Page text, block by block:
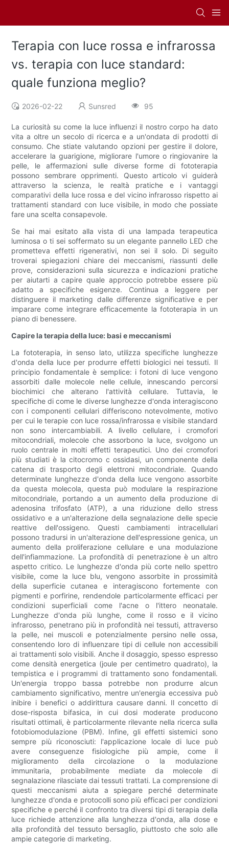
Terapia con luce rossa e infrarossa
vs. terapia con luce standard:
quale funziona meglio?
2026-02-22 Sunsred 95
La curiosità su come la luce influenzi il nostro corpo ha dato
vita a oltre un secolo di ricerca e a un'ondata di prodotti di
consumo. Che stiate valutando opzioni per gestire il dolore,
accelerare la guarigione, migliorare l'umore o ringiovanire la
pelle, le affermazioni sulle diverse forme di fototerapia
possono sembrare opprimenti. Questo articolo vi guiderà
attraverso la scienza, le realtà pratiche e i vantaggi
comparativi della luce rossa e del vicino infrarosso rispetto ai
trattamenti standard con luce visibile, in modo che possiate
fare una scelta consapevole.
Se hai mai esitato alla vista di una lampada terapeutica
luminosa o ti sei soffermato su un elegante pannello LED che
prometteva effetti rigenerativi, non sei il solo. Di seguito
troverai spiegazioni chiare dei meccanismi, riassunti delle
prove, considerazioni sulla sicurezza e indicazioni pratiche
per aiutarti a capire quale approccio potrebbe essere più
adatto a specifiche esigenze. Continua a leggere per
distinguere il marketing dalle differenze significative e per
imparare come integrare efficacemente la fototerapia in un
piano di benessere.
Capire la terapia della luce: basi e meccanismi
La fototerapia, in senso lato, utilizza specifiche lunghezze
d'onda della luce per produrre effetti biologici nei tessuti. Il
principio fondamentale è semplice: i fotoni di luce vengono
assorbiti dalle molecole nelle cellule, innescando percorsi
biochimici che alterano l'attività cellulare. Tuttavia, le
specifiche di come le diverse lunghezze d'onda interagiscono
con i componenti cellulari differiscono notevolmente, motivo
per cui le terapie con luce rossa/infrarossa e visibile standard
non sono intercambiabili. A livello cellulare, i cromofori
mitocondriali, molecole che assorbono la luce, svolgono un
ruolo centrale in molti effetti terapeutici. Uno dei cromofori
più studiati è la citocromo c ossidasi, un componente della
catena di trasporto degli elettroni mitocondriale. Quando
determinate lunghezze d'onda della luce vengono assorbite
da questa molecola, questa può modulare la respirazione
mitocondriale, portando a un aumento della produzione di
adenosina trifosfato (ATP), a una riduzione dello stress
ossidativo e a un'alterazione della segnalazione delle specie
reattive dell'ossigeno. Questi cambiamenti intracellulari
possono tradursi in un'alterazione dell'espressione genica, un
aumento della proliferazione cellulare e una modulazione
dell'infiammazione. La profondità di penetrazione è un altro
aspetto critico. Le lunghezze d'onda più corte nello spettro
visibile, come la luce blu, vengono assorbite in prossimità
della superficie cutanea e interagiscono fortemente con
pigmenti e porfirine, rendendole particolarmente efficaci per
condizioni superficiali come l'acne o l'ittero neonatale.
Lunghezze d'onda più lunghe, come il rosso e il vicino
infrarosso, penetrano più in profondità nei tessuti, attraverso
la pelle, nei muscoli e potenzialmente persino nelle ossa,
consentendo loro di influenzare tipi di cellule non accessibili
ai trattamenti solo visibili. Anche il dosaggio, spesso espresso
come densità energetica (joule per centimetro quadrato), la
tempistica e i programmi di trattamento sono fondamentali.
Un'energia troppo bassa potrebbe non produrre alcun
cambiamento significativo, mentre un'energia eccessiva può
inibire i benefici o addirittura causare danni. Il concetto di
dose-risposta bifasica, in cui dosi moderate producono
risultati ottimali, è particolarmente rilevante nella ricerca sulla
fotobiomodulazione (PBM). Infine, gli effetti sistemici sono
sempre più riconosciuti: l'applicazione locale di luce può
avere conseguenze fisiologiche più ampie, come il
miglioramento della circolazione o la modulazione
immunitaria, probabilmente mediate da molecole di
segnalazione rilasciate dai tessuti trattati. La comprensione di
questi meccanismi aiuta a spiegare perché determinate
lunghezze d'onda e protocolli sono più efficaci per condizioni
specifiche e perché il confronto tra diversi tipi di terapia della
luce richiede attenzione alla lunghezza d'onda, alla dose e
alla profondità del tessuto bersaglio, piuttosto che solo alle
ampie categorie di marketing.